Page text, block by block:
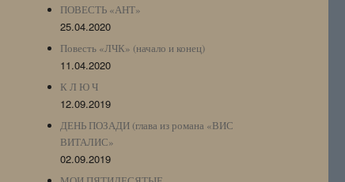
ПОВЕСТЬ «АНТ»
25.04.2020
Повесть «ЛЧК» (начало и конец)
11.04.2020
К Л Ю Ч
12.09.2019
ДЕНЬ ПОЗАДИ (глава из романа «ВИС
ВИТАЛИС»
02.09.2019